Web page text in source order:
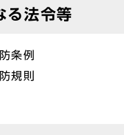
る法令等
条例
規則